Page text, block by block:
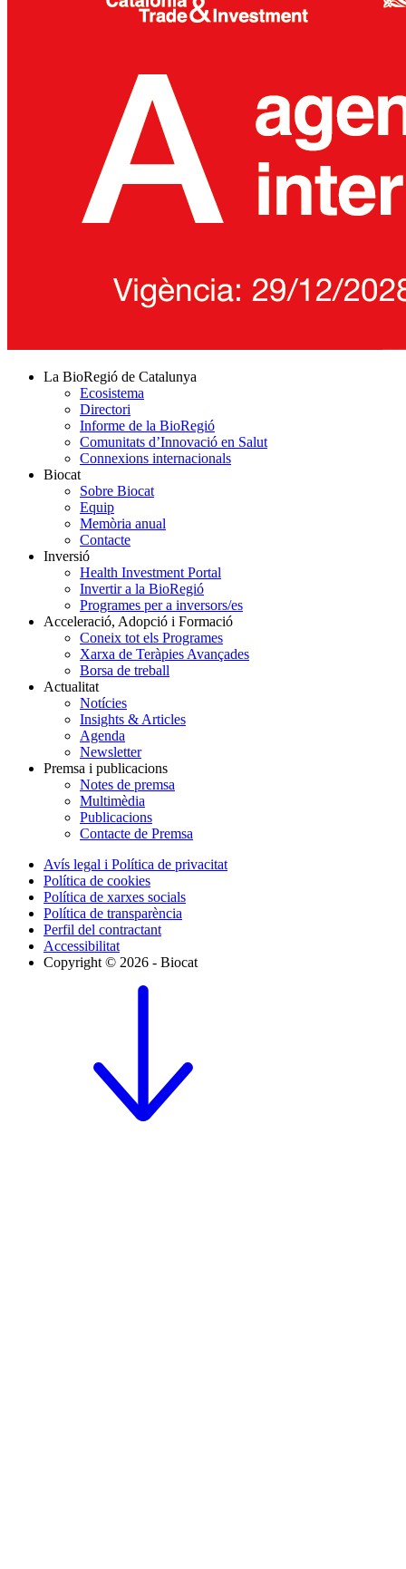
La BioRegió de Catalunya
Ecosistema
Directori
Informe de la BioRegió
Comunitats d’Innovació en Salut
Connexions internacionals
Biocat
Sobre Biocat
Equip
Memòria anual
Contacte
Inversió
Health Investment Portal
Invertir a la BioRegió
Programes per a inversors/es
Acceleració, Adopció i Formació
Coneix tot els Programes
Xarxa de Teràpies Avançades
Borsa de treball
Actualitat
Notícies
Insights & Articles
Agenda
Newsletter
Premsa i publicacions
Notes de premsa
Multimèdia
Publicacions
Contacte de Premsa
Avís legal i Política de privacitat
Política de cookies
Política de xarxes socials
Política de transparència
Perfil del contractant
Accessibilitat
Copyright © 2026 - Biocat